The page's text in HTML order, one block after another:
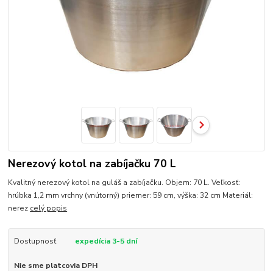
Nerezový kotol na zabíjačku 70 L
Kvalitný nerezový kotol na guláš a zabíjačku. Objem: 70 L. Veľkosť:
hrúbka 1,2 mm vrchny (vnútorný) priemer: 59 cm, výška: 32 cm Materiál:
nerez celý popis
Dostupnosť expedícia 3-5 dní
Nie sme platcovia DPH